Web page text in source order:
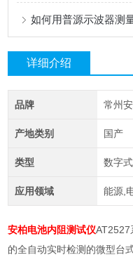
如何用普源示波器测
详细介绍
品牌 常州
产地类别 国产
类型 数字
应用领域 能源,
安柏电池内阻测试仪AT2527
的全自动实时检测的微型台